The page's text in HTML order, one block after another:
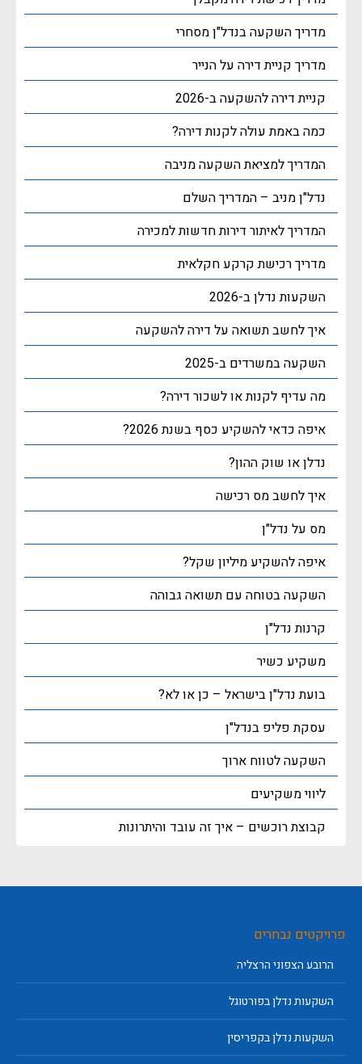
מדריך השקעה בנדל"ן מסחרי
מדריך קניית דירה על הנייר
קניית דירה להשקעה ב-2026
כמה באמת עולה לקנות דירה?
המדריך למציאת השקעה מניבה
נדל"ן מניב – המדריך השלם
המדריך לאיתור דירות חדשות למכירה
מדריך רכישת קרקע חקלאית
השקעות נדלן ב-2026
איך לחשב תשואה על דירה להשקעה
השקעה במשרדים ב-2025
מה עדיף לקנות או לשכור דירה?
איפה כדאי להשקיע כסף בשנת 2026?
נדלן או שוק ההון?
איך לחשב מס רכישה
מס על נדל"ן
איפה להשקיע מיליון שקל?
השקעה בטוחה עם תשואה גבוהה
קרנות נדל"ן
משקיע כשיר
בועת נדל"ן בישראל – כן או לא?
עסקת פליפ בנדל"ן
השקעה לטווח ארוך
ליווי משקיעים
קבוצת רוכשים – איך זה עובד והיתרונות
פרויקטים נבחרים
הרובע הצפוני הרצליה
השקעות נדלן בפורטוגל
השקעות נדלן בקפריסין